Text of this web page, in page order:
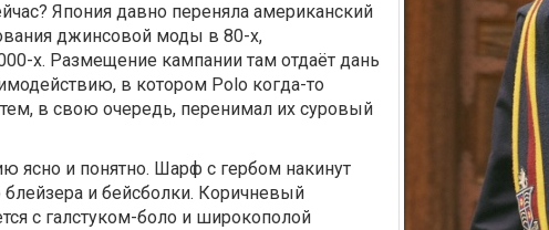
Япония давно переняла американский
джинсовой моды в 80-х,
х. Размещение кампании там отдаёт дань
в котором Polo когда-то
в свою очередь, перенимал их суровый
ясно и понятно. Шарф с гербом накинут
и бейсболки. Коричневый
с галстуком-боло и широкополой